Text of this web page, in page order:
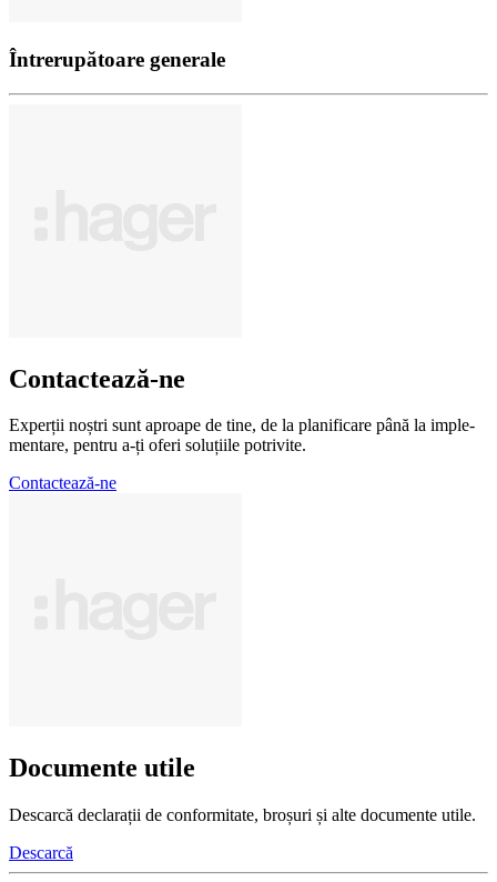
Între­ru­pă­toare gene­rale
Contac­tează-ne
Experții noștri sunt aproape de tine, de la plani­fi­care până la imple­
men­tare, pentru a-ți oferi solu­țiile potri­vite.
Contactează-ne
Docu­mente utile
Descarcă decla­rații de conformitate, broșuri și alte docu­mente utile.
Descarcă